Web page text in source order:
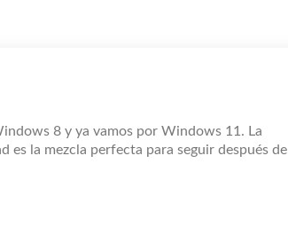
8 y ya vamos por Windows 11. La
es la mezcla perfecta para seguir después de